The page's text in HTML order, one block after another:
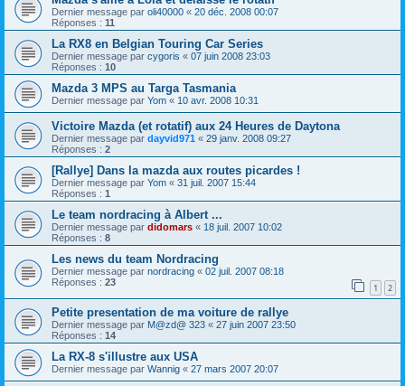
Dernier message par oli40000 « 20 déc. 2008 00:07
Réponses : 11
La RX8 en Belgian Touring Car Series
Dernier message par cygoris « 07 juin 2008 23:03
Réponses : 10
Mazda 3 MPS au Targa Tasmania
Dernier message par Yom « 10 avr. 2008 10:31
Victoire Mazda (et rotatif) aux 24 Heures de Daytona
Dernier message par dayvid971 « 29 janv. 2008 09:27
Réponses : 2
[Rallye] Dans la mazda aux routes picardes !
Dernier message par Yom « 31 juil. 2007 15:44
Réponses : 1
Le team nordracing à Albert ...
Dernier message par didomars « 18 juil. 2007 10:02
Réponses : 8
Les news du team Nordracing
Dernier message par nordracing « 02 juil. 2007 08:18
Réponses : 23 1 2
Petite presentation de ma voiture de rallye
Dernier message par M@zd@ 323 « 27 juin 2007 23:50
Réponses : 14
La RX-8 s'illustre aux USA
Dernier message par Wannig « 27 mars 2007 20:07